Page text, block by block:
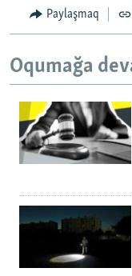
Paylaşmaq
Oqumağa